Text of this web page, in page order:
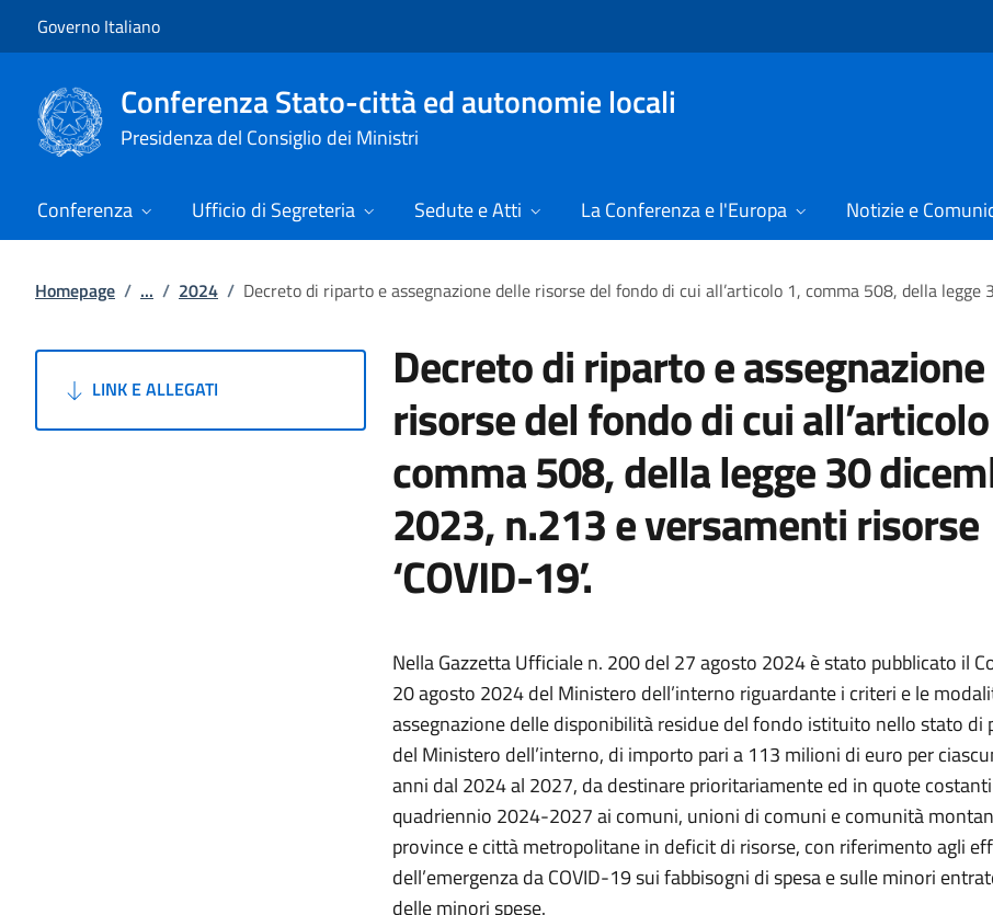
Governo Italiano
Conferenza Stato-città ed autonomie locali
Presidenza del Consiglio dei Ministri
Conferenza Ufficio di Segreteria Sedute e Atti La Conferenza e l'Europa Notizie e
Homepage / ... / 2024 / Decreto di riparto e assegnazione delle risorse del fondo di cui all’articolo 1, comma 508, della legge
LINK E ALLEGATI Decreto di riparto e
risorse del fondo di cui
comma 508, della legge 30
2023, n.213 e versamenti risorse
‘COVID-19’.
Nella Gazzetta Ufficiale n. 200 del 27 agosto 2024 è stato pubblicato il
20 agosto 2024 del Ministero dell’interno riguardante i criteri e le
assegnazione delle disponibilità residue del fondo istituito nello stato di
del Ministero dell’interno, di importo pari a 113 milioni di euro per
anni dal 2024 al 2027, da destinare prioritariamente ed in quote
quadriennio 2024-2027 ai comuni, unioni di comuni e comunità
province e città metropolitane in deficit di risorse, con riferimento agli
dell’emergenza da COVID-19 sui fabbisogni di spesa e sulle minori
delle minori spese.